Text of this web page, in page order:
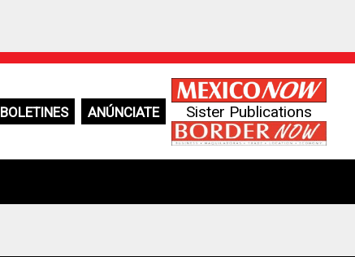
BOLETINES ANÚNCIATE Sister Publications